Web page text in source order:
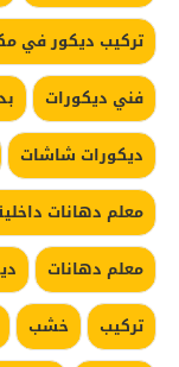
تركيب ديكور في
فني ديكورات
ديكورات شاشات
معلم دهانات
معلم دهانات
تركيب
خشب